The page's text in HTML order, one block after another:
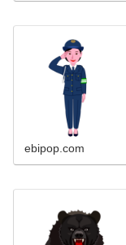
ebipop.com